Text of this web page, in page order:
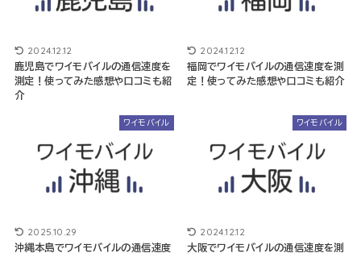
2024.12.12
鹿児島でワイモバイルの通信速度を
測定！使ってみた感想や口コミも紹
介
2024.12.12
福岡でワイモバイルの通信速度を測
定！使ってみた感想や口コミも紹介
ワイモバイル
2025.10.29
沖縄本島でワイモバイルの通信速度
ワイモバイル
2024.12.12
大阪でワイモバイルの通信速度を測